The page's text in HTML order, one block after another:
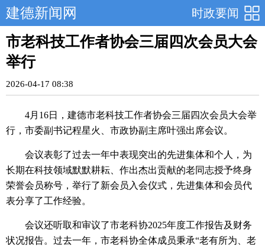
时政要闻
建德新闻网
市老科技工作者协会三届四次会员大会
举行
2026-04-17 08:38
4月16日，建德市老科技工作者协会三届四次会员大会举
行，市委副书记程星火、市政协副主席叶强出席会议。
会议表彰了过去一年中表现突出的先进集体和个人，为
长期在科技领域默默耕耘、作出杰出贡献的老同志授予终身
荣誉会员称号，举行了新会员入会仪式，先进集体和会员代
表分享了工作经验。
会议还听取和审议了市老科协2025年度工作报告及财务
状况报告。过去一年，市老科协全体成员秉承“老有所为、老